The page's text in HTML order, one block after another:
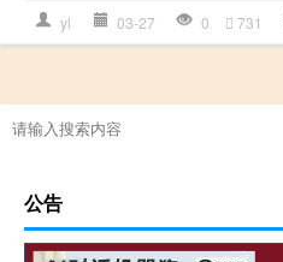
yl 03-27 0 731
公告